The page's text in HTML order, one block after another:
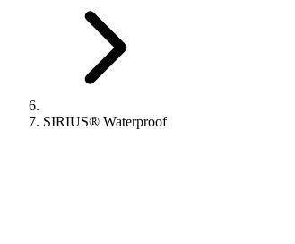
SIRIUS® Waterproof